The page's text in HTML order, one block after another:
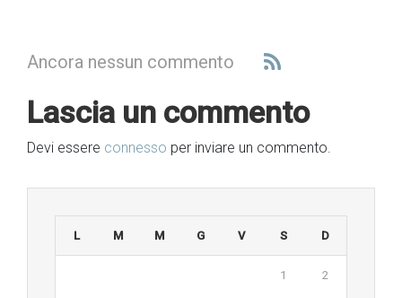
Ancora nessun commento
Lascia un commento
Devi essere connesso per inviare un commento.
L M M G V S D
1 2